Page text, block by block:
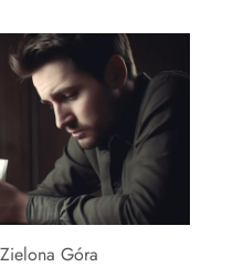
Góra